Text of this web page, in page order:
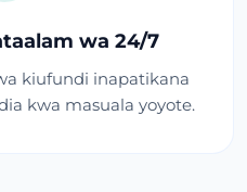
wa 24/7
kiufundi inapatikana
kwa masuala yoyote.